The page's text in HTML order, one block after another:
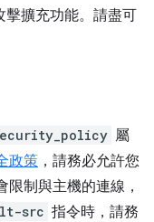
擊擴充功能。請盡可
屬
政策 ，請務必允許您
制與主機的連線，
src 指令時，請務